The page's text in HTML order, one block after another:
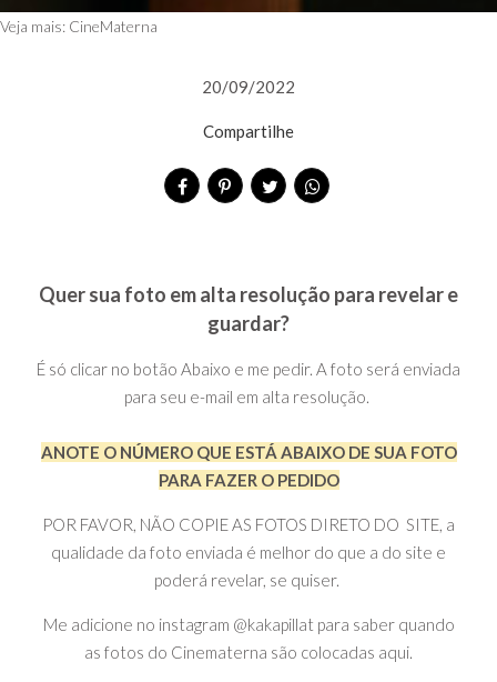
Veja mais: CineMaterna
20/09/2022
Compartilhe
Quer sua foto em alta resolução para revelar e
guardar?
É só clicar no botão Abaixo e me pedir. A foto será enviada
para seu e-mail em alta resolução.
ANOTE O NÚMERO QUE ESTÁ ABAIXO DE SUA FOTO
PARA FAZER O PEDIDO
POR FAVOR, NÃO COPIE AS FOTOS DIRETO DO SITE, a
qualidade da foto enviada é melhor do que a do site e
poderá revelar, se quiser.
Me adicione no instagram @kakapillat para saber quando
as fotos do Cinematerna são colocadas aqui.